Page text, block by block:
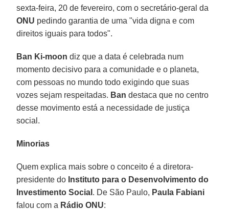
sexta-feira, 20 de fevereiro, com o secretário-geral da
ONU pedindo garantia de uma "vida digna e com
direitos iguais para todos".
Ban Ki-moon diz que a data é celebrada num
momento decisivo para a comunidade e o planeta,
com pessoas no mundo todo exigindo que suas
vozes sejam respeitadas. Ban destaca que no centro
desse movimento está a necessidade de justiça
social.
Minorias
Quem explica mais sobre o conceito é a diretora-
presidente do Instituto para o Desenvolvimento do
Investimento Social . De São Paulo, Paula Fabiani
falou com a Rádio ONU: